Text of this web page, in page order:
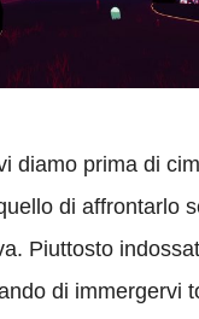
diamo prima di
di affrontarlo
Piuttosto
di immergervi